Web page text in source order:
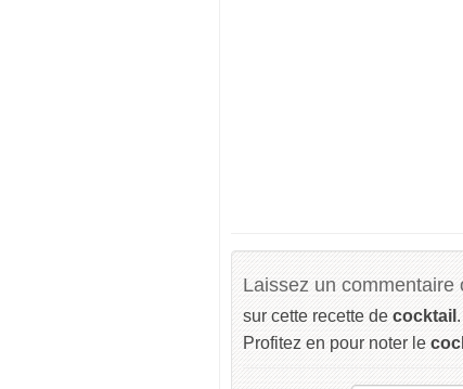
Laissez un commentaire
sur cette recette de cocktail .
Profitez en pour noter le